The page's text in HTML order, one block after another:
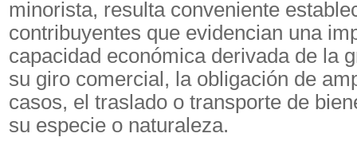
minorista, resulta conveniente
contribuyentes que evidencian una
capacidad económica derivada de la
su giro comercial, la obligación de
casos, el traslado o transporte de
su especie o naturaleza.